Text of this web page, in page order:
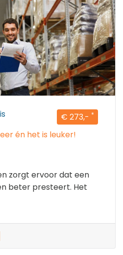
€ 273,- *
én het is leuker!
zorgt ervoor dat een
beter presteert. Het